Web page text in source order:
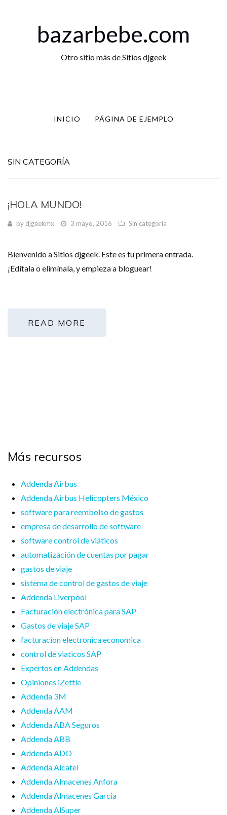
bazarbebe.com
Otro sitio más de Sitios djgeek
INICIO PÁGINA DE EJEMPLO
SIN CATEGORÍA
¡HOLA MUNDO!
by djgeekmx 3 mayo, 2016 Sin categoría
Bienvenido a Sitios djgeek. Este es tu primera entrada.
¡Edítala o elimínala, y empieza a bloguear!
READ MORE
Más recursos
Addenda Airbus
Addenda Airbus Helicopters México
software para reembolso de gastos
empresa de desarrollo de software
software control de viáticos
automatización de cuentas por pagar
gastos de viaje
sistema de control de gastos de viaje
Addenda Liverpool
Facturación electrónica para SAP
Gastos de viaje SAP
facturacion electronica economica
control de viaticos SAP
Expertos en Addendas
Opiniones iZettle
Addenda 3M
Addenda AAM
Addenda ABA Seguros
Addenda ABB
Addenda ADO
Addenda Alcatel
Addenda Almacenes Anfora
Addenda Almacenes Garcia
Addenda AlSuper